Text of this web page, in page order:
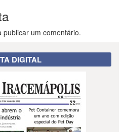
publicar um comentário.
DIGITAL